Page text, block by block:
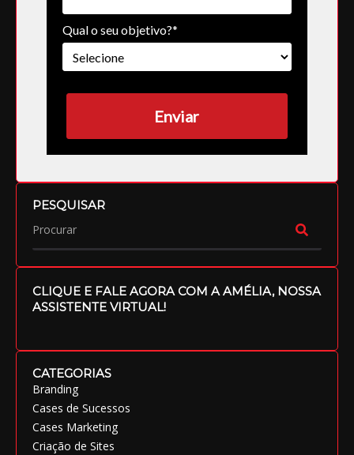
Qual o seu objetivo?*
Enviar
PESQUISAR
CLIQUE E FALE AGORA COM A AMÉLIA, NOSSA
ASSISTENTE VIRTUAL!
CATEGORIAS
Branding
Cases de Sucessos
Cases Marketing
Criação de Sites